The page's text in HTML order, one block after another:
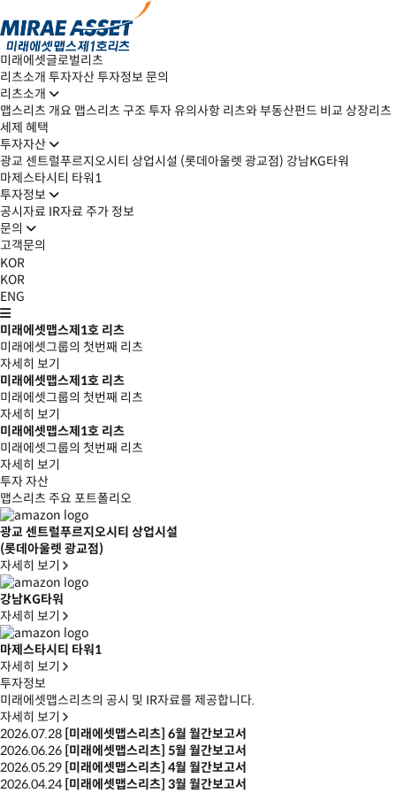
미래에셋글로벌리츠
리츠소개 투자자산투자정보 문의
리츠소개
맵스리츠 개요 맵스리츠 구조 투자 유의사항 리츠와 부동산펀드 비교 상장리츠
세제 혜택
투자자산
광교 센트럴푸르지오시티 상업시설 (롯데아울렛 광교점) 강남KG타워
마제스타시티 타워1
투자정보
공시자료 IR자료 주가 정보
문의
고객문의
KOR
KOR
ENG
미래에셋맵스제1호 리츠
미래에셋그룹의 첫번째 리츠
자세히 보기
미래에셋맵스제1호 리츠
미래에셋그룹의 첫번째 리츠
자세히 보기
미래에셋맵스제1호 리츠
미래에셋그룹의 첫번째 리츠
자세히 보기
투자 자산
맵스리츠 주요 포트폴리오
광교 센트럴푸르지오시티 상업시설
(롯데아울렛 광교점)
자세히 보기
강남KG타워
자세히 보기
마제스타시티 타워1
자세히 보기
투자정보
미래에셋맵스리츠의 공시 및 IR자료를 제공합니다.
자세히 보기
2026.07.28 [미래에셋맵스리츠] 6월 월간보고서
2026.06.26 [미래에셋맵스리츠] 5월 월간보고서
2026.05.29 [미래에셋맵스리츠] 4월 월간보고서
2026.04.24 [미래에셋맵스리츠] 3월 월간보고서